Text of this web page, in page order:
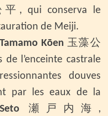
平, qui conserva le
de Meiji.
Tamamo Kōen 玉藻公
de l’enceinte castrale
douves
par les eaux de la
瀬戸内海,